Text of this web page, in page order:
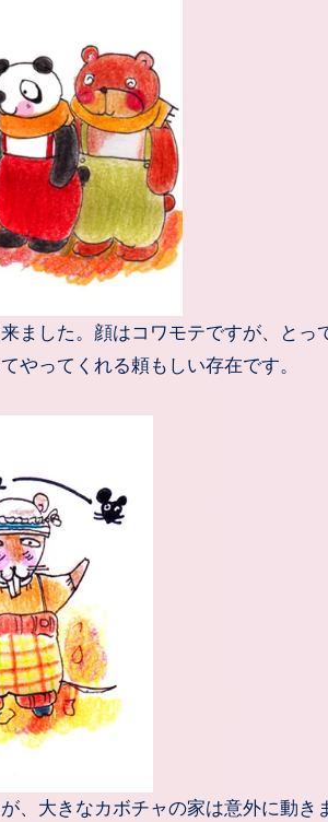
ました。顔はコワモテですが、とっ
やってくれる頼もしい存在です。
、大きなカボチャの家は意外に動き